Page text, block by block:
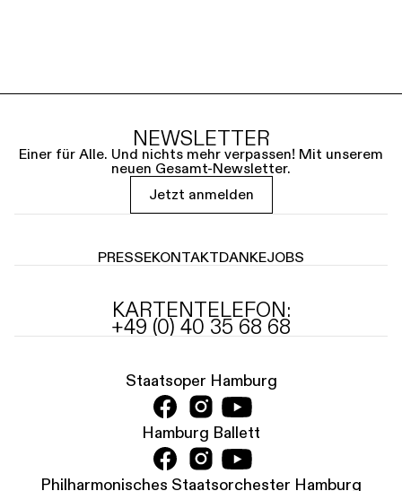
NEWSLETTER
Einer für Alle. Und nichts mehr verpassen! Mit unserem
neuen Gesamt-Newsletter.
Jetzt anmelden
PRESSEKONTAKTDANKEJOBS
KARTENTELEFON:
+49 (0) 40 35 68 68
Staatsoper Hamburg
Hamburg Ballett
Philharmonisches Staatsorchester Hamburg